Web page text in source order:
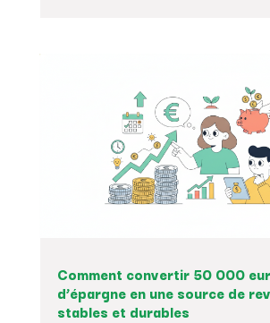
Comment convertir 50 000
d’épargne en une source de
stables et durables